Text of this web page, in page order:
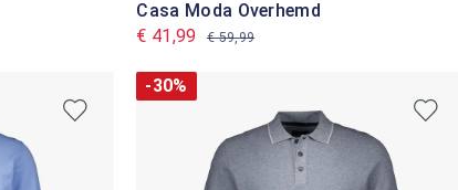
Casa Moda Overhemd
€ 41,99
€ 59,99
-30%